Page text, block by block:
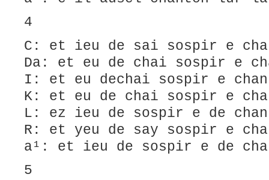
4
C: et ieu de sai sospir e
Da: et eu de chai sospir e
I: et eu dechai sospir e chan
K: et eu de chai sospir e
L: ez ieu de sospir e de chan
R: et yeu de say sospir e
a¹: et ieu de sospir e de
5